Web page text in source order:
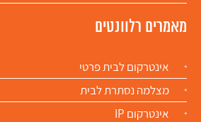
מאמרים רלוונטים
אינטרקום לבית פרטי
מצלמה נסתרת לבית
אינטרקום IP